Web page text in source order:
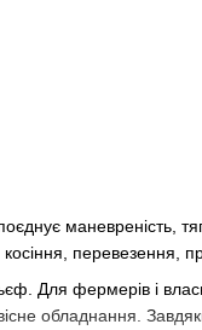
маневреність,
перевезення,
Для фермерів і
обладнання.